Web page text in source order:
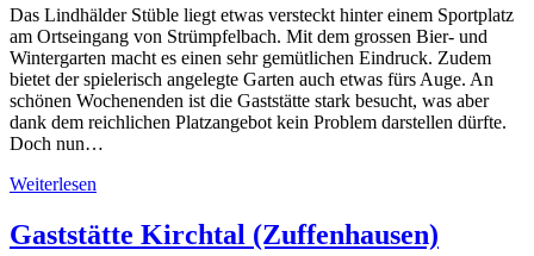
Das Lindhälder Stüble liegt etwas versteckt hinter einem Sportplatz
am Ortseingang von Strümpfelbach. Mit dem grossen Bier- und
Wintergarten macht es einen sehr gemütlichen Eindruck. Zudem
bietet der spielerisch angelegte Garten auch etwas fürs Auge. An
schönen Wochenenden ist die Gaststätte stark besucht, was aber
dank dem reichlichen Platzangebot kein Problem darstellen dürfte.
Doch nun…
Weiterlesen
Gaststätte Kirchtal (Zuffenhausen)